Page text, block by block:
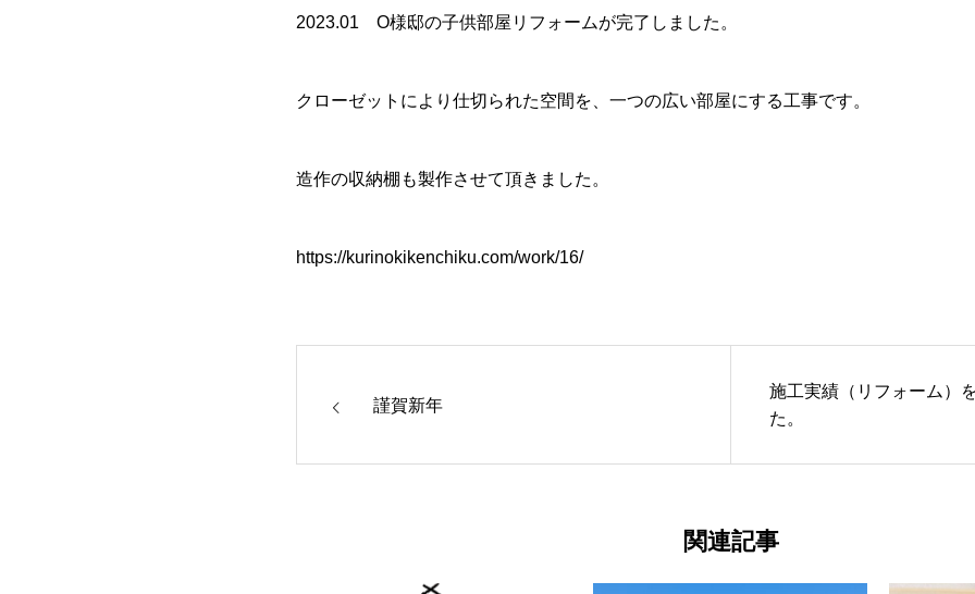
2023.01 O様邸の子供部屋リフォームが完了しました。
クローゼットにより仕切られた空間を、一つの広い部屋にする工事です。
造作の収納棚も製作させて頂きました。
https://kurinokikenchiku.com/work/16/
謹賀新年
施工実績（リフォーム）
た。
関連記事